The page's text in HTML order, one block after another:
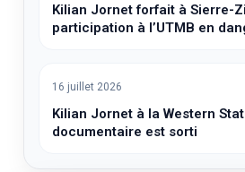
Kilian Jornet forfait à Sierre-
participation à l’UTMB en
16 juillet 2026
Kilian Jornet à la Western
documentaire est sorti